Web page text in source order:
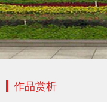
作品赏析